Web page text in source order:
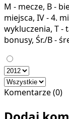
M - mecze, B -
miejsca, IV - 4.
wykluczenia, T -
bonusy, Śr./B -
Komentarze (0)